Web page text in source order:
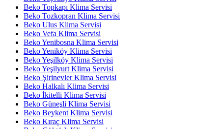
Beko Topkapı Klima Servisi
Beko Tozkopran Klima Servisi
Beko Ulus Klima Servisi
Beko Vefa Klima Servisi
Beko Yenibosna Klima Servisi
Beko Yeniköy Klima Servisi
Beko Yeşilköy Klima Servisi
Beko Yeşilyurt Klima Servisi
Beko Şirinevler Klima Servisi
Beko Halkalı Klima Servisi
Beko İkitelli Klima Servisi
Beko Güneşli Klima Servisi
Beko Beykent Klima Servisi
Beko Kıraç Klima Servisi